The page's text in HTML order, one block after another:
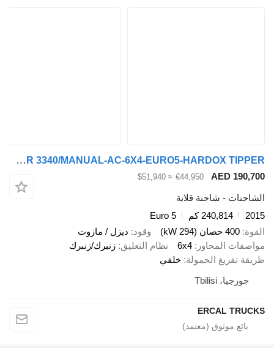
Mercedes-Benz 2015 AXOR 3340/MANUAL-AC-6X4-EURO5-HARDOX TIPPER *
AED 190,700
€44,950
≈ $51,940
الشاحنات - شاحنة قلابة
2015
240,814 كم
Euro 5
القوة 400 حصان (294 kW) وقود ديزل / مازوت
مواصفات المحاور
6x4 نظام التعليق زنبرك/زنبرك
طريقة تفريغ الحمولة خلفي
جورجيا، Tbilisi
ERCAL TRUCKS